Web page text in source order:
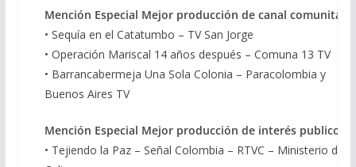
Mención Especial Mejor producción de canal comunitario
• Sequía en el Catatumbo – TV San Jorge
• Operación Mariscal 14 años después – Comuna 13 TV
• Barrancabermeja Una Sola Colonia – Paracolombia y
Buenos Aires TV
Mención Especial Mejor producción de interés publico
• Tejiendo la Paz – Señal Colombia – RTVC – Ministerio de